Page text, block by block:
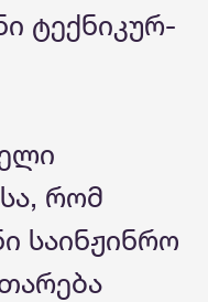
ტექნიკურ-
რომ
საინჟინრო